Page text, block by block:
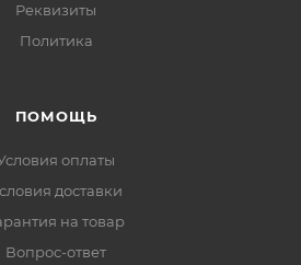
Реквизиты
Политика
ПОМОЩЬ
оплаты
доставки
на товар
Вопрос-ответ